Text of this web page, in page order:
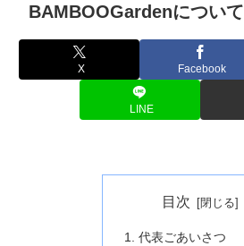
BAMBOOGardenについて
X Facebook
LINE
目次
代表ごあいさつ